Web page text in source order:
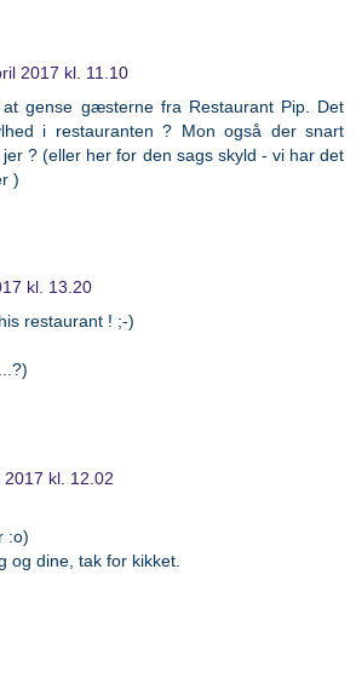
2017 kl. 11.10
at gense gæsterne fra Restaurant Pip. Det
i restauranten ? Mon også der snart
? (eller her for den sags skyld - vi har det
)
kl. 13.20
restaurant ! ;-)
2017 kl. 12.02
:o)
og dine, tak for kikket.